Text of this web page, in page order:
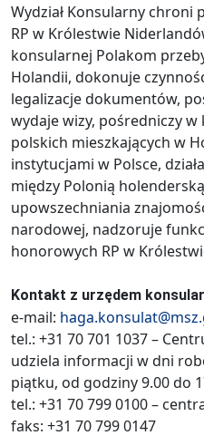
Wydział Konsularny chroni
RP w Królestwie
konsularnej Polakom
Holandii, dokonuje
legalizacje dokumentów,
wydaje wizy, pośredniczy
polskich mieszkających w
instytucjami w Polsce,
między Polonią
upowszechniania
narodowej, nadzoruje
honorowych RP w
Kontakt z urzędem
e-mail:
tel.: +31 70 701 1037 –
udziela informacji w dni
piątku, od godziny 9.00 do
tel.: +31 70 799 0100 –
faks: +31 70 799 0147